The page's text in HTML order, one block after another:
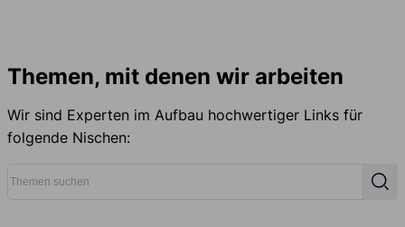
Themen, mit denen wir arbeiten
Wir sind Experten im Aufbau hochwertiger Links für
folgende Nischen: